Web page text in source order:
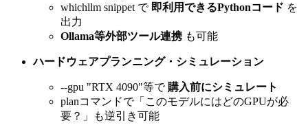
whichllm snippet で 即利用できるPythonコード を
出力
Ollama等外部ツール連携も可能
ハードウェアプランニング・シミュレーション
--gpu "RTX 4090"等で 購入前にシミュレート
planコマンドで「このモデルにはどのGPUが必
要？」も逆引き可能